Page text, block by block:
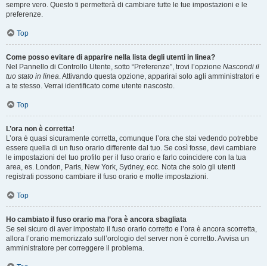
sempre vero. Questo ti permetterà di cambiare tutte le tue impostazioni e le
preferenze.
Top
Come posso evitare di apparire nella lista degli utenti in linea?
Nel Pannello di Controllo Utente, sotto “Preferenze”, trovi l’opzione Nascondi il
tuo stato in linea. Attivando questa opzione, apparirai solo agli amministratori e
a te stesso. Verrai identificato come utente nascosto.
Top
L’ora non è corretta!
L’ora è quasi sicuramente corretta, comunque l’ora che stai vedendo potrebbe
essere quella di un fuso orario differente dal tuo. Se così fosse, devi cambiare
le impostazioni del tuo profilo per il fuso orario e farlo coincidere con la tua
area, es. London, Paris, New York, Sydney, ecc. Nota che solo gli utenti
registrati possono cambiare il fuso orario e molte impostazioni.
Top
Ho cambiato il fuso orario ma l’ora è ancora sbagliata
Se sei sicuro di aver impostato il fuso orario corretto e l’ora è ancora scorretta,
allora l’orario memorizzato sull’orologio del server non è corretto. Avvisa un
amministratore per correggere il problema.